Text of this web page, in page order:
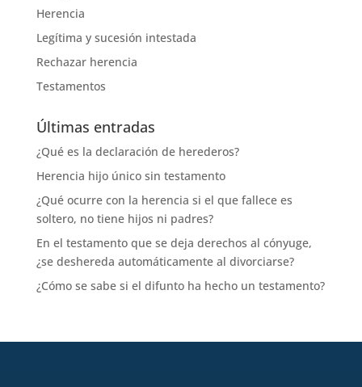
Herencia
Legítima y sucesión intestada
Rechazar herencia
Testamentos
Últimas entradas
¿Qué es la declaración de herederos?
Herencia hijo único sin testamento
¿Qué ocurre con la herencia si el que fallece es
soltero, no tiene hijos ni padres?
En el testamento que se deja derechos al cónyuge,
¿se deshereda automáticamente al divorciarse?
¿Cómo se sabe si el difunto ha hecho un testamento?